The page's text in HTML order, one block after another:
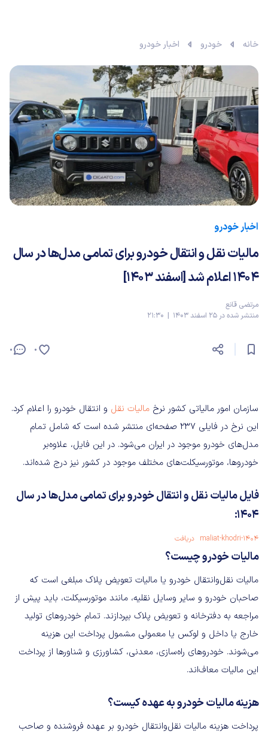
خانه خودرو اخبار خودرو
اخبار خودرو
مالیات نقل و انتقال خودرو برای تمامی مدل‌ها در سال
1404 اعلام شد [اسفند 1403]
مرتضی قانع
منتشر شده در 25 اسفند 1403 | 21:30
0 0
سازمان امور مالیاتی کشور نرخ مالیات نقل‌ و‌ انتقال خودرو‌ را اعلام کرد.
این نرخ در فایلی 237 صفحه‌ای منتشر شده است که شامل تمام
مدل‌های خودرو موجود در ایران می‌شود. در این فایل، علاوه‌بر
خودروها، موتورسیکلت‌های مختلف موجود در کشور نیز درج شده‌اند.
فایل مالیات نقل و انتقال خودرو برای تمامی مدل‌ها در سال
1404:
maliat-khodri-1404 دریافت
مالیات خودرو چیست؟
مالیات نقل‌وانتقال خودرو یا مالیات تعویض پلاک مبلغی است که
صاحبان خودرو و سایر وسایل نقلیه، مانند موتورسیکلت، باید پیش از
مراجعه به دفترخانه و تعویض پلاک بپردازند. تمام خودروهای تولید
خارج یا داخل و لوکس یا معمولی مشمول پرداخت این هزینه
می‌شوند. خودروهای راه‌سازی، معدنی، کشاورزی و شناورها از پرداخت
این مالیات معاف‌اند.
هزینه مالیات خودرو به عهده کیست؟
پرداخت هزینه مالیات نقل‌وانتقال خودرو بر عهده فروشنده و صاحب